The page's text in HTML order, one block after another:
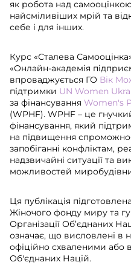
як робота над
найсміливіших мрій та
себе і для інших.
Курс «Сталева
«Онлайн-академія
впроваджується ГО Вік
підтримки UN Women
за фінансування Women's
(WPHF). WPHF – це
фінансування, який
на підвищення
запобіганні конфліктам,
надзвичайні ситуації та
можливостей
Ця публікація
Жіночого фонду миру та
Організації Об’єднаних
означає, що висловлені в
офіційно схваленими або
Об'єднаних Націй.